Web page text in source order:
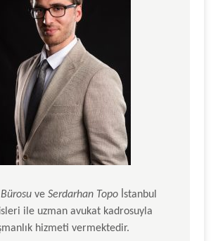
ve Serdarhan Topo İstanbul
ile uzman avukat kadrosuyla
hizmeti vermektedir.